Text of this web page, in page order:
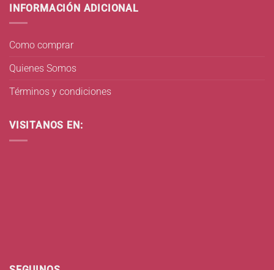
INFORMACIÓN ADICIONAL
Como comprar
Quienes Somos
Términos y condiciones
VISITANOS EN: